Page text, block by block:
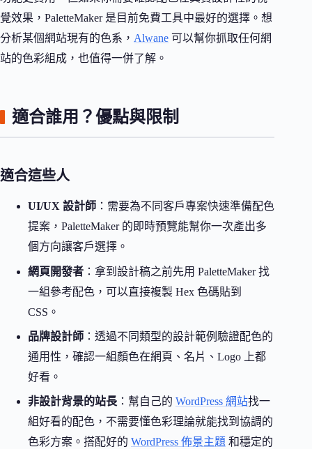
覺效果，PaletteMaker 是目前免費工具中最好的選擇。想
分析某個網站現有的色系， Alwane 可以幫你抓取任何網
站的色彩組成，也值得一併了解。
適合誰用？優點與限制
適合這些人
UI/UX 設計師 ：需要為不同客戶專案快速準備配色
提案，PaletteMaker 的即時預覽能幫你一次產出多
個方向讓客戶選擇。
網頁開發者 ：拿到設計稿之前先用 PaletteMaker 找
一組參考配色，可以直接複製 Hex 色碼貼到
CSS。
品牌設計師 ：透過不同類型的設計範例驗證配色的
通用性，確認一組顏色在網頁、名片、Logo 上都
好看。
非設計背景的站長 ：幫自己的 WordPress 網站找一
組好看的配色，不需要懂色彩理論就能找到協調的
色彩方案。搭配好的 WordPress 佈景主題 和穩定的